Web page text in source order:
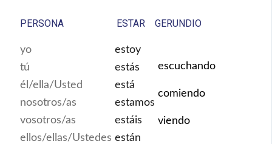
PERSONA ESTAR GERUNDIO
yo
estoy
escuchando
comiendo
viendo
tú
estás
él/ella/Usted
está
nosotros/as
estamos
vosotros/as
estáis
ellos/ellas/Ustedes están